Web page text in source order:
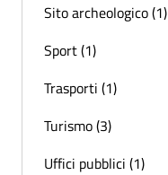
Sito archeologico (1)
Sport (1)
Trasporti (1)
Turismo (3)
Uffici pubblici (1)